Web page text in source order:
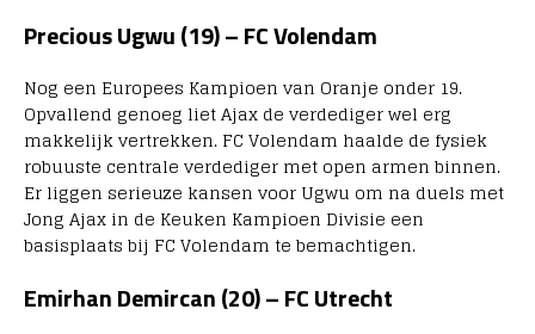
Precious Ugwu (19) – FC Volendam
Nog een Europees Kampioen van Oranje onder 19.
Opvallend genoeg liet Ajax de verdediger wel erg
makkelijk vertrekken. FC Volendam haalde de fysiek
robuuste centrale verdediger met open armen binnen.
Er liggen serieuze kansen voor Ugwu om na duels met
Jong Ajax in de Keuken Kampioen Divisie een
basisplaats bij FC Volendam te bemachtigen.
Emirhan Demircan (20) – FC Utrecht